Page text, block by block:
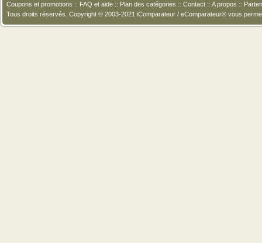
Coupons et promotions :: FAQ et aide :: Plan des catégories :: Contact :: A propos ::
Tous droits réservés. Copyright © 2003-2021 iComparateur / eComparateur® vous